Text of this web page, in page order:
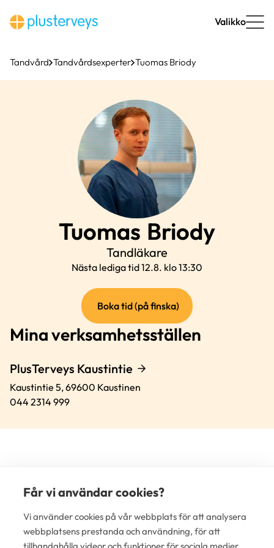
till
innehåll
Valikko
Tandvård Tandvårdsexperter Tuomas Briody
Tuomas Briody
Tandläkare
Nästa lediga tid 12.8. klo 13:30
Boka tid (på finska)(extern
länk)
Mina verksamhetsställen
PlusTerveys Kaustintie
Kaustintie 5,69600 Kaustinen
044 2314 999
Får vi användar cookies?
Vi använder cookies på vår webbplats för att analysera
webbplatsens prestanda och användning, för att